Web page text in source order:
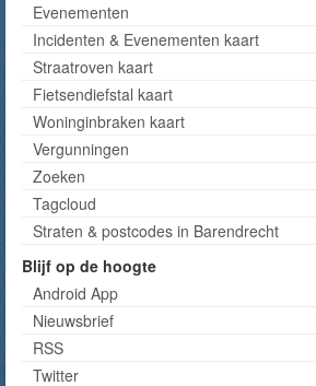
Evenementen
Incidenten & Evenementen kaart
Straatroven kaart
Fietsendiefstal kaart
Woninginbraken kaart
Vergunningen
Zoeken
Tagcloud
Straten & postcodes in Barendrecht
Blijf op de hoogte
Android App
Nieuwsbrief
RSS
Twitter